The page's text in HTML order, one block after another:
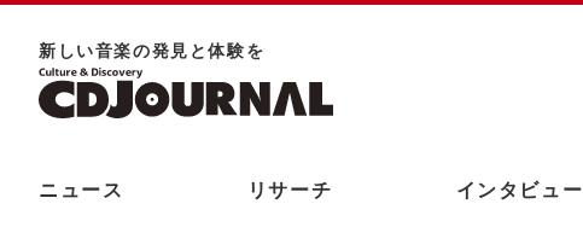
新しい⾳楽の発⾒と体験を
ニュース リサーチ インタビュー